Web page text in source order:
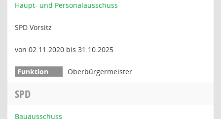
Haupt- und Personalausschuss
SPD Vorsitz
von 02.11.2020 bis 31.10.2025
Oberbürgermeister
SPD
Bauausschuss